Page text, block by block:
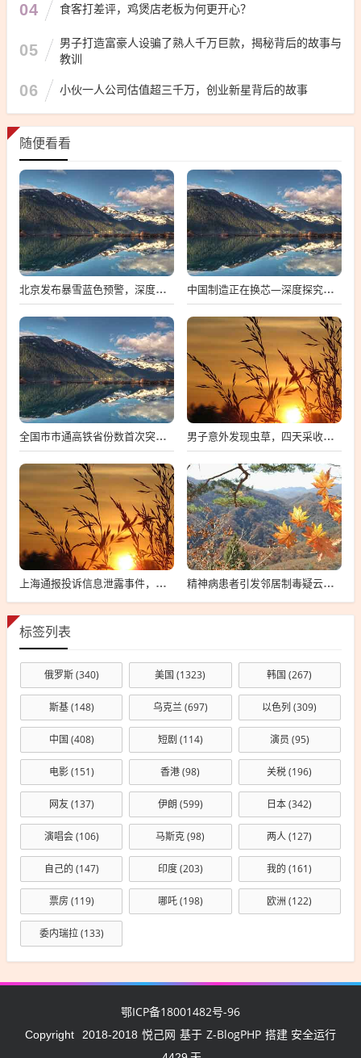
04 食客打差评，鸡煲店老板为何更开心？
05
男子打造富豪人设骗了熟人千万巨款，揭秘背后的故事与
教训
06 小伙一人公司估值超三千万，创业新星背后的故事
随便看看
北京发布暴雪蓝色预警，深度解析与多维度观察 中国制造正在换芯—深度探究中国芯片产业的崛起与挑战
全国市市通高铁省份数首次突破两位数，中国高铁建设迈入新时代 男子意外发现虫草，四天采收数百根，探寻背后的故事与影响
上海通报投诉信息泄露事件，向12345投诉遭遇信息泄露的警示与反思 精神病患者引发邻居制毒疑云，事件深度解析与公众反响观察
标签列表
俄罗斯(340) 美国 (1323) 韩国 (267)
斯基(148) 乌克兰(697) 以色列 (309)
中国 (408) 短剧 (114) 演员 (95)
电影(151) 香港(98) 关税(196)
网友(137) 伊朗 (599) 日本(342)
演唱会(106) 马斯克(98) 两人(127)
自己的 (147) 印度(203) 我的 (161)
票房 (119) 哪吒(198) 欧洲 (122)
委内瑞拉(133)
鄂ICP备18001482号-96
Copyright 2018-2018 悦己网 基于 Z-BlogPHP 搭建 安全运行